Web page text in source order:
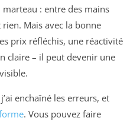
marteau : entre des mains
Mais avec la bonne
prix réfléchis, une réactivité
claire – il peut devenir une
enchaîné les erreurs, et
. Vous pouvez faire